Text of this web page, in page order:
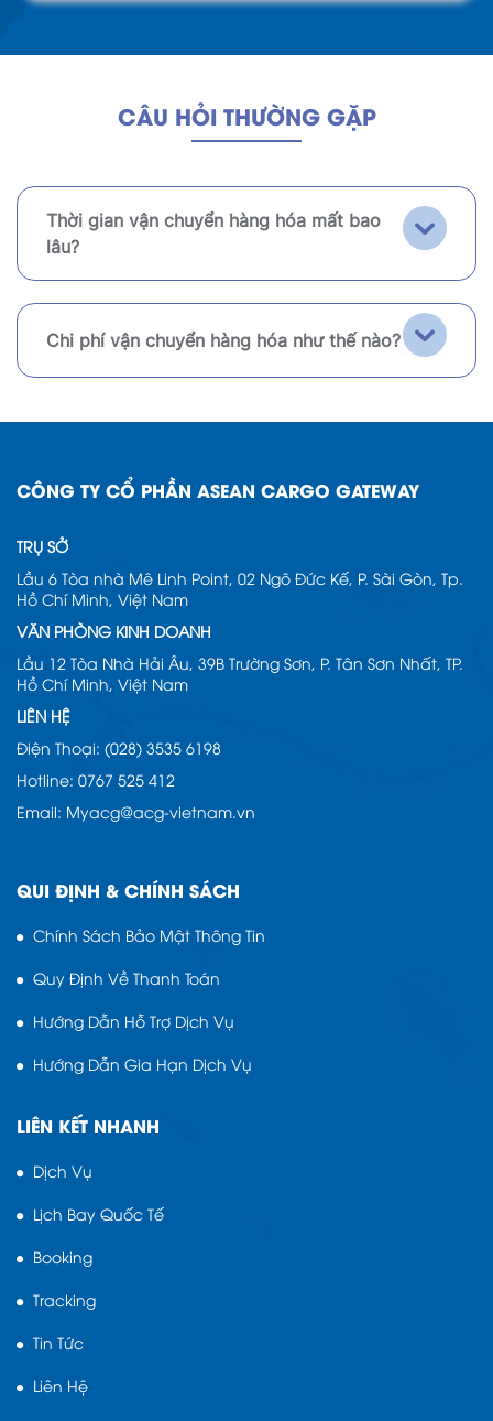
CÂU HỎI THƯỜNG GẶP
Thời gian vận chuyển hàng hóa mất bao
lâu?
Chi phí vận chuyển hàng hóa như thế nào?
CÔNG TY CỔ PHẦN ASEAN CARGO GATEWAY
TRỤ SỞ
Lầu 6 Tòa nhà Mê Linh Point, 02 Ngô Đức Kế, P. Sài Gòn, Tp.
Hồ Chí Minh, Việt Nam
VĂN PHÒNG KINH DOANH
Lầu 12 Tòa Nhà Hải Âu, 39B Trường Sơn, P. Tân Sơn Nhất, TP.
Hồ Chí Minh, Việt Nam
LIÊN HỆ
Điện Thoại: (028) 3535 6198
Hotline: 0767 525 412
Email: Myacg@acg-vietnam.vn
QUI ĐỊNH & CHÍNH SÁCH
Chính Sách Bảo Mật Thông Tin
Quy Định Về Thanh Toán
Hướng Dẫn Hỗ Trợ Dịch Vụ
Hướng Dẫn Gia Hạn Dịch Vụ
LIÊN KẾT NHANH
Dịch Vụ
Lịch Bay Quốc Tế
Booking
Tracking
Tin Tức
Liên Hệ